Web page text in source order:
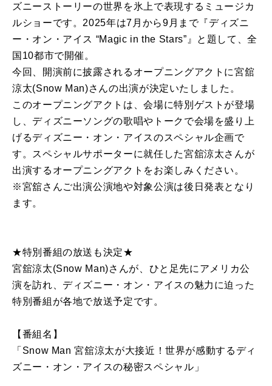
ズニーストーリーの世界を氷上で表現するミュージカ
ルショーです。2025年は7月から9月まで『ディズニ
ー・オン・アイス “Magic in the Stars”』と題して、全
国10都市で開催。
今回、開演前に披露されるオープニングアクトに宮舘
涼太(Snow Man)さんの出演が決定いたしました。
このオープニングアクトは、会場に特別ゲストが登場
し、ディズニーソングの歌唱やトークで会場を盛り上
げるディズニー・オン・アイスのスペシャル企画で
す。スペシャルサポーターに就任した宮舘涼太さんが
出演するオープニングアクトをお楽しみください。
※宮舘さんご出演公演地や対象公演は後日発表となり
ます。
★特別番組の放送も決定★
宮舘涼太(Snow Man)さんが、ひと足先にアメリカ公
演を訪れ、ディズニー・オン・アイスの魅力に迫った
特別番組が各地で放送予定です。
【番組名】
「Snow Man 宮舘涼太が大接近！世界が感動するディ
ズニー・オン・アイスの秘密スペシャル」